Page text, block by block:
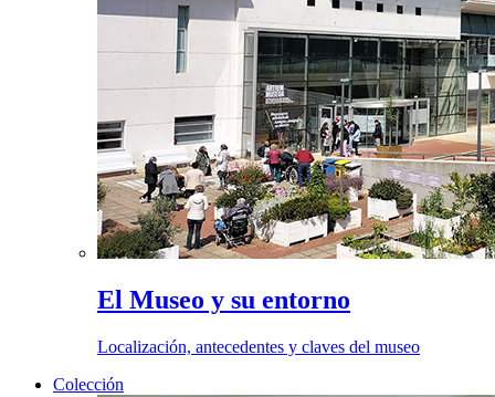
El Museo y su entorno
Localización, antecedentes y claves del museo
Colección